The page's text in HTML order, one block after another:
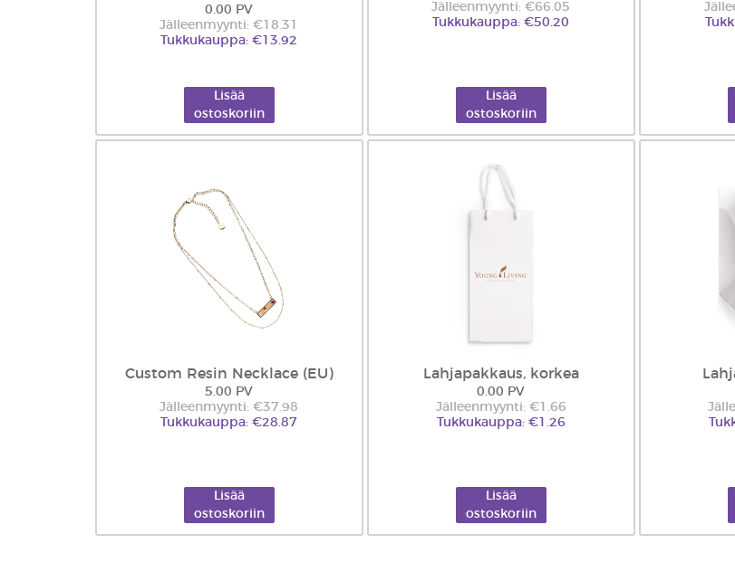
0.00 PV
Jälleenmyynti: €18.31
Tukkukauppa: €13.92
Lisää
ostoskoriin
Jälleenmyynti: €66.05
Tukkukauppa: €50.20
Lisää
ostoskoriin
Custom Resin Necklace (EU)
5.00 PV
Jälleenmyynti: €37.98
Tukkukauppa: €28.87
Lisää
ostoskoriin
Lahjapakkaus, korkea
0.00 PV
Jälleenmyynti: €1.66
Tukkukauppa: €1.26
Lisää
ostoskoriin